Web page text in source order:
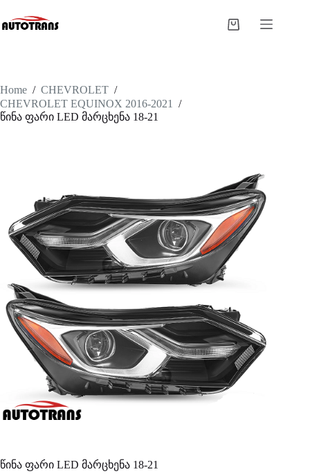
Home / CHEVROLET /
CHEVROLET EQUINOX 2016-2021
/
წინა ფარი LED მარცხენა 18-21
წინა ფარი LED მარცხენა 18-21